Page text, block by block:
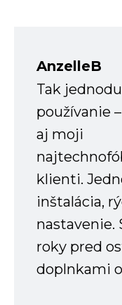
AnzelleB
Tak
používanie
aj moji
klienti.
inštalácia,
nastavenie.
roky pred
doplnkami